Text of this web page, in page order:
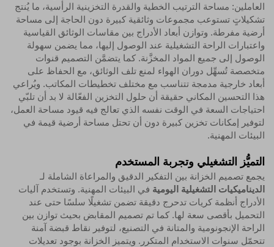
العاملين: مساحة الترتيب الخطية والقدرة التخزينية الرأسية، ما يُنتج
تشكيلاتٍ تستوعب مجموعات وثائقية كبيرة دون الحاجة إلى مساحة
أرضية مفرطة. وتوازن أبعاد الأدراج بين مقاسات الوثائق القياسية
واعتبارات الراحة التشغيلية عند الوصول إليها، مما يضمن سهولة
الوصول إلى جميع المواد المخزَّنة. كما يتضمَّن التصميم قنوات
متخصصة تُسهِّل دوران الهواء لمنع تلف الوثائق، مع الحفاظ على
أبعاد خارجية مدمجة تتناسب مع مختلف تخطيطات المكاتب. ويُراعي
هذا التحسين المكاني حقيقة أن حلول التخزين الفعّالة لا بد أن تلبّي
احتياجات السعة في الوقت نفسه الذي تعالج فيه قيود مساحة العمل،
لتوفير إمكانات تخزين كبيرة دون أن تحتل مساحة أرضية قيمة في
البيئات المهنية.
التميُّز التشغيلي وتجربة المستخدم
يجمع تصميم الخزانة بين التفكير الدقيق والمراعاة الشاملة لـ
الديناميكيات التشغيلية اليومية في البيئات المهنية. وتستخدم آليات
الأدراج أنظمة كريات تدحرج دقيقة تضمن تشغيلًا سلسًا حتى عند
التحميل بأقصى سعة لها. كما تم تصميم المقابض بحيث توازن بين
الراحة الإنجونومية والمتانة في التصنيع، لتوفير نقاط قبضة آمنة
تتحمّل سنوات الاستخدام المتكرر. ويتميز الخزانة بوجود تعديلات